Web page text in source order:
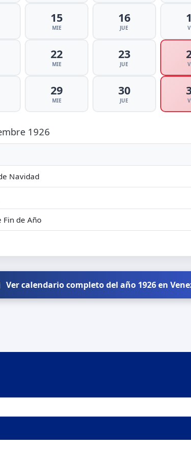
15
MIE
16
JUE
22
MIE
23
JUE
29
MIE
30
JUE
1926
Navidad
Fin de Año
Ver calendario completo del año 1926 en